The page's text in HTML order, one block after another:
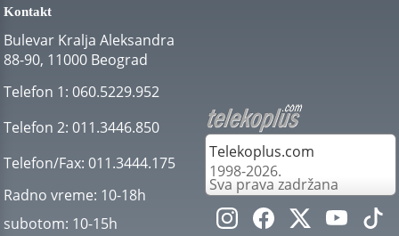
Kontakt
Bulevar Kralja Aleksandra
88-90, 11000 Beograd
Telefon 1: 060.5229.952
Telefon 2: 011.3446.850
Telefon/Fax: 011.3444.175
Radno vreme: 10-18h
subotom: 10-15h
Telekoplus.com
1998-2026.
Sva prava zadržana